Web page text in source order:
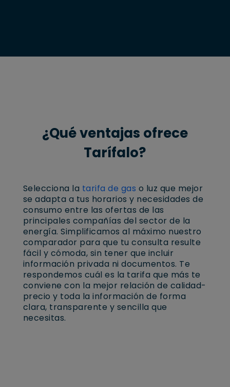
¿Qué ventajas ofrece
Tarífalo?
Selecciona la tarifa de gas o luz que mejor
se adapta a tus horarios y necesidades de
consumo entre las ofertas de las
principales compañías del sector de la
energía. Simplificamos al máximo nuestro
comparador para que tu consulta resulte
fácil y cómoda, sin tener que incluir
información privada ni documentos. Te
respondemos cuál es la tarifa que más te
conviene con la mejor relación de calidad-
precio y toda la información de forma
clara, transparente y sencilla que
necesitas.